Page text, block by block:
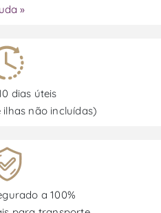
»
dias úteis
não incluídas)
a 100%